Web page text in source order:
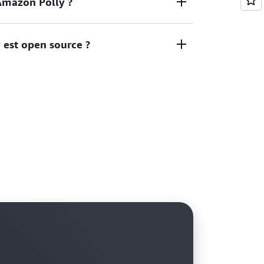
à 8 000 Hz, 16 000 Hz et
de synthèse vocale. Cependant, les
open source ?
seuil d’utilisation prédéterminé)
la date de démarrage. Pour en savoir